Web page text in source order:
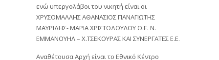
ενώ υπεργολάβοι του νικητή είναι οι
ΧΡΥΣΟΜΑΛΛΗΣ ΑΘΑΝΑΣΙΟΣ ΠΑΝΑΓΙΩΤΗΣ
ΜΑΥΡΙΔΗΣ- ΜΑΡΙΑ ΧΡΙΣΤΟΔΟΥΛΟΥ Ο.Ε. Ν.
ΕΜΜΑΝΟΥΗΛ – Χ.ΤΣΕΚΟΥΡΑΣ ΚΑΙ ΣΥΝΕΡΓΑΤΕΣ Ε.Ε.
Αναθέτουσα Αρχή είναι το Εθνικό Κέντρο